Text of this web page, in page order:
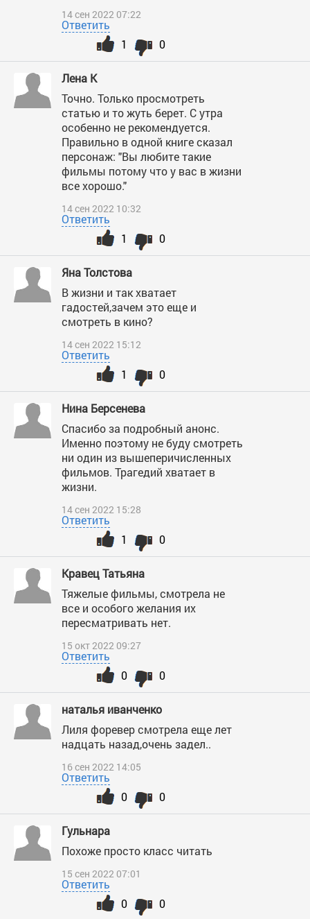
14 сен 2022 07:22
Ответить
0
1
Лена К
Точно. Только просмотреть
статью и то жуть берет. С утра
особенно не рекомендуется.
Правильно в одной книге сказал
персонаж: "Вы любите такие
фильмы потому что у вас в жизни
все хорошо."
14 сен 2022 10:32
Ответить
0
1
Яна Толстова
В жизни и так хватает
гадостей,зачем это еще и
смотреть в кино?
14 сен 2022 15:12
Ответить
0
1
Нина Берсенева
Спасибо за подробный анонс.
Именно поэтому не буду смотреть
ни один из вышеперичисленных
фильмов. Трагедий хватает в
жизни.
14 сен 2022 15:28
Ответить
0
1
Кравец Татьяна
Тяжелые фильмы, смотрела не
все и особого желания их
пересматривать нет.
15 окт 2022 09:27
Ответить
0
0
наталья иванченко
Лиля форевер смотрела еще лет
надцать назад,очень задел..
16 сен 2022 14:05
Ответить
0
0
Гульнара
Похоже просто класс читать
15 сен 2022 07:01
Ответить
0
0